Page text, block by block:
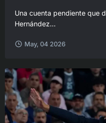
Una cuenta pendiente que
Hernández...
May, 04 2026